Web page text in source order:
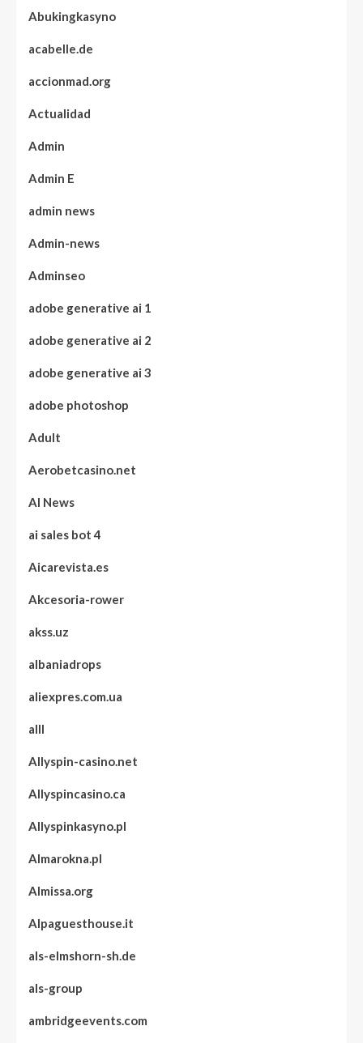
Abukingkasyno
acabelle.de
accionmad.org
Actualidad
Admin
Admin E
admin news
Admin-news
Adminseo
adobe generative ai 1
adobe generative ai 2
adobe generative ai 3
adobe photoshop
Adult
Aerobetcasino.net
AI News
ai sales bot 4
Aicarevista.es
Akcesoria-rower
akss.uz
albaniadrops
aliexpres.com.ua
alll
Allyspin-casino.net
Allyspincasino.ca
Allyspinkasyno.pl
Almarokna.pl
Almissa.org
Alpaguesthouse.it
als-elmshorn-sh.de
als-group
ambridgeevents.com